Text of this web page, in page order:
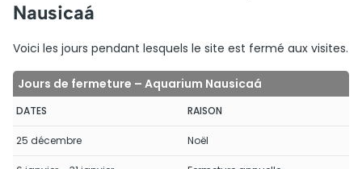
Nausicaá
Voici les jours pendant lesquels le site est fermé aux visites.
Jours de fermeture – Aquarium Nausicaá
DATES RAISON
25 décembre Noël